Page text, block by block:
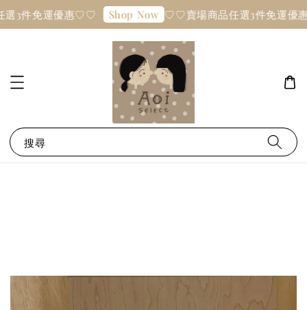
3件免運優惠♡♡ Shop Now ♡♡賣場商品任選3件免運優
搜尋